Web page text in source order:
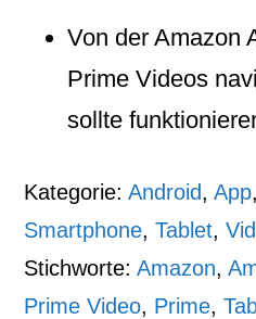
Von der Amazon
Prime Videos
sollte
Kategorie:Android,App,
Smartphone,Tablet,
Stichworte:Amazon,
Prime Video, Prime,